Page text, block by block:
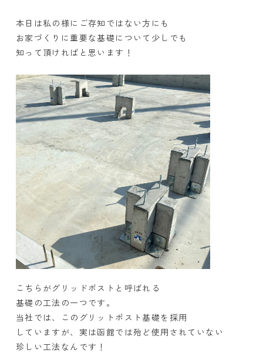
本日は私の様にご存知ではない方にも
お家づくりに重要な基礎について少しでも
知って頂ければと思います！
こちらがグリッドポストと呼ばれる
基礎の工法の一つです。
当社では、このグリットポスト基礎を採用
していますが、実は函館では殆ど使用されていない
珍しい工法なんです！